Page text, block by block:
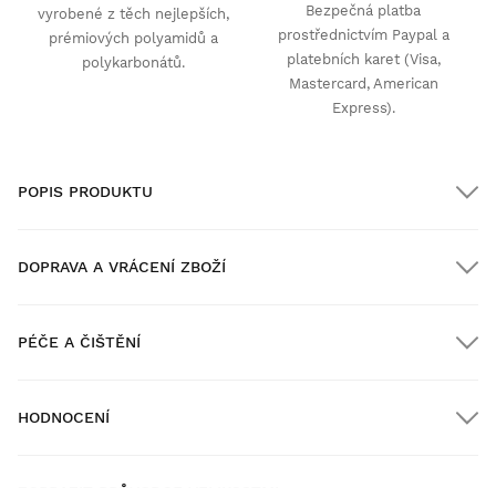
vyrobené z těch nejlepších,
prémiových polyamidů a
polykarbonátů.
Bezpečná platba
prostřednictvím Paypal a
platebních karet (Visa,
Mastercard, American
Express).
POPIS PRODUKTU
DOPRAVA A VRÁCENÍ ZBOŽÍ
Doručení domů nad $300.00
PÉČE A ČIŠTĚNÍ
HODNOCENÍ